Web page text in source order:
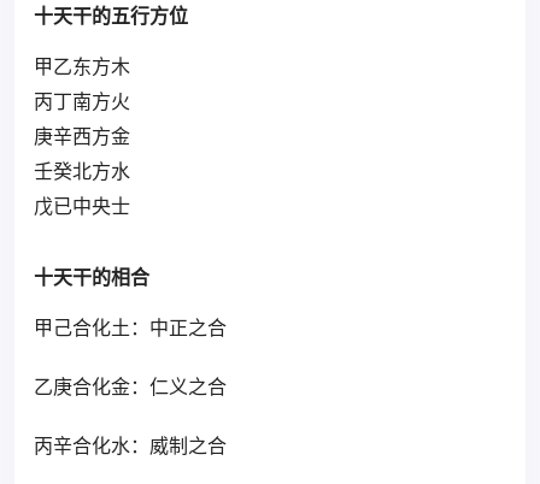
十天干的五行方位
甲乙东方木
丙丁南方火
庚辛西方金
壬癸北方水
戊已中央士
十天干的相合
甲己合化土：中正之合
乙庚合化金：仁义之合
丙辛合化水：威制之合